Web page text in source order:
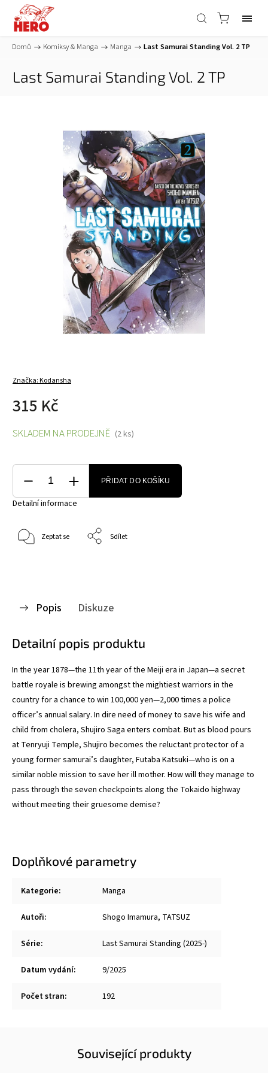
Domů / Komiksy & Manga / Manga / Last Samurai Standing Vol. 2 TP
Last Samurai Standing Vol. 2 TP
Značka:Kodansha
315 Kč
SKLADEM NA PRODEJNĚ (2 ks)
PŘIDAT DO KOŠÍKU
Detailní informace
Zeptat se Sdílet
Popis Diskuze
Detailní popis produktu
In the year 1878—the 11th year of the Meiji era in Japan—a secret
battle royale is brewing amongst the mightiest warriors in the
country for a chance to win 100,000 yen—2,000 times a police
officer’s annual salary. In dire need of money to save his wife and
child from cholera, Shujiro Saga enters combat. But as blood pours
at Tenryuji Temple, Shujiro becomes the reluctant protector of a
young former samurai’s daughter, Futaba Katsuki—who is on a
similar noble mission to save her ill mother. How will they manage to
pass through the seven checkpoints along the Tokaido highway
without meeting their gruesome demise?
Doplňkové parametry
Kategorie: Manga
Autoři: Shogo Imamura, TATSUZ
Série: Last Samurai Standing (2025-)
Datum vydání: 9/2025
Počet stran: 192
Související produkty